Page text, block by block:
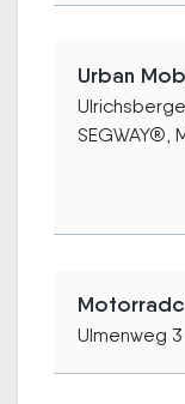
Urban
SEGWAY®,
Ulmenweg